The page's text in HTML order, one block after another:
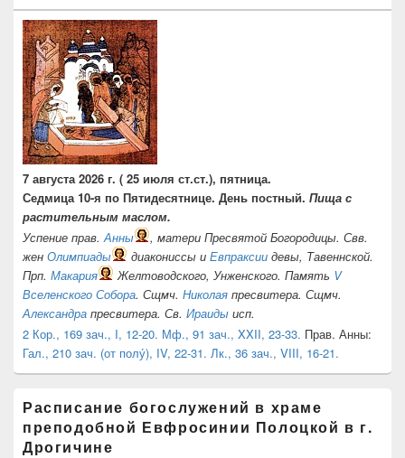
7 августа 2026 г. ( 25 июля ст.ст.), пятница.
Седмица 10-я по Пятидесятнице. День постный. Пища с
растительным маслом.
Успение прав. Анны
, матери Пресвятой Богородицы. Свв.
жен Олимпиады диакониссы и Евпраксии девы, Тавеннской.
Прп. Макария Желтоводского, Унженского. Память V
Вселенского Собора. Сщмч. Николая пресвитера. Сщмч.
Александра пресвитера. Св. Ираиды исп.
2 Кор., 169 зач., I, 12-20. Мф., 91 зач., XXII, 23-33. Прав. Анны:
Гал., 210 зач. (от полу́), IV, 22-31. Лк., 36 зач., VIII, 16-21.
Расписание богослужений в храме
преподобной Евфросинии Полоцкой в г.
Дрогичине